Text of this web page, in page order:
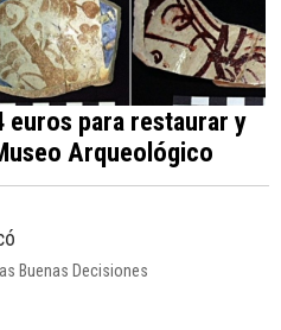
euros para restaurar y
Arqueológico
Buenas Decisiones